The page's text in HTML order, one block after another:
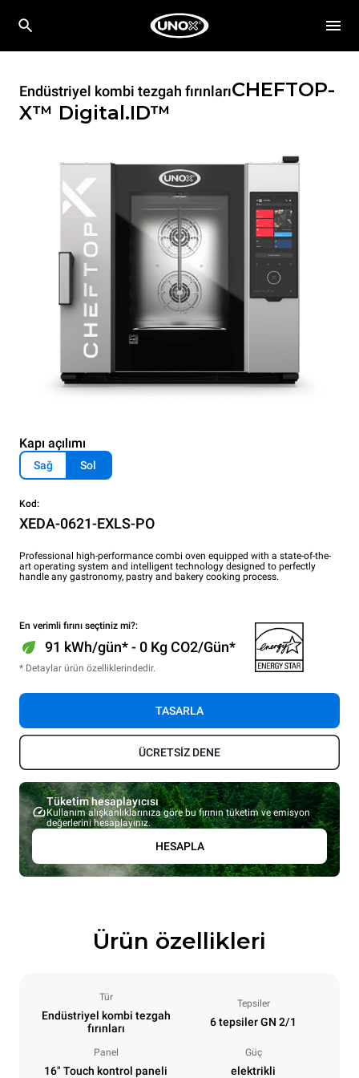
Endüstriyel kombi tezgah fırınlarıCHEFTOP-
X™ Digital.ID™
Kapı açılımı
Sağ Sol
Kod:
XEDA-0621-EXLS-PO
Professional high-performance combi oven equipped with a state-of-the-
art operating system and intelligent technology designed to perfectly
handle any gastronomy, pastry and bakery cooking process.
En verimli fırını seçtiniz mi?:
91 kWh/gün* - 0 Kg CO2/Gün*
* Detaylar ürün özelliklerindedir.
TASARLA
ÜCRETSİZ DENE
Tüketim hesaplayıcısı
Kullanım alışkanlıklarınıza göre bu fırının tüketim ve emisyon
değerlerini hesaplayınız.
HESAPLA
Ürün özellikleri
Tür
Endüstriyel kombi tezgah
fırınları
Tepsiler
6 tepsiler GN 2/1
Panel
16" Touch kontrol paneli
Güç
elektrikli